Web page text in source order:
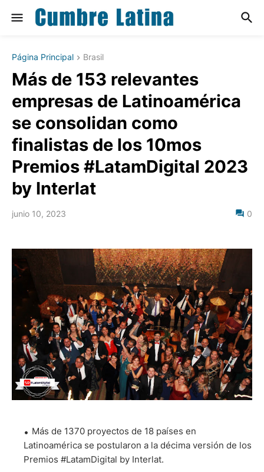
Página Principal Brasil
Más de 153 relevantes
empresas de Latinoamérica
se consolidan como
finalistas de los 10mos
Premios #LatamDigital 2023
by Interlat
junio 10, 2023 0
Más de 1370 proyectos de 18 países en
Latinoamérica se postularon a la décima versión de los
Premios #LatamDigital by Interlat.